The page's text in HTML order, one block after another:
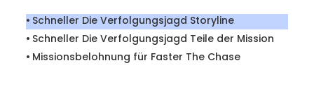
Schneller Die Verfolgungsjagd Storyline
Schneller Die Verfolgungsjagd Teile der Mission
Missionsbelohnung für Faster The Chase